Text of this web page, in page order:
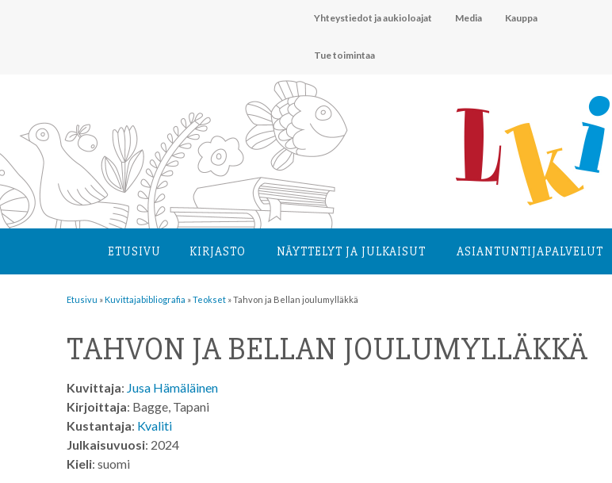
Yhteystiedot ja aukioloajat Media Kauppa
Tue toimintaa
ETUSIVU KIRJASTO NÄYTTELYT JA JULKAISUT ASIANTUNTIJA­PALVELUT
Etusivu »Kuvittaja­bibliografia »Teokset »Tahvon ja Bellan joulumylläkkä
TAHVON JA BELLAN JOULUMYLLÄKKÄ
Kuvittaja: Jusa Hämäläinen
Kirjoittaja: Bagge, Tapani
Kustantaja: Kvaliti
Julkaisuvuosi: 2024
Kieli: suomi